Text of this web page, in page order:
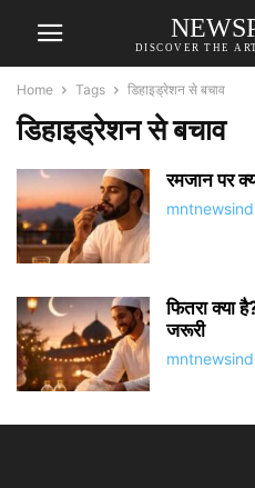
DISCOVER THE
Home Tags डिहाइड्रेशन से बचाव
डिहाइड्रेशन से बचाव
रमजान पर
फितरा क्या
जरूरी